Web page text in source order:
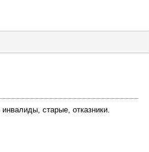
старые, отказники.